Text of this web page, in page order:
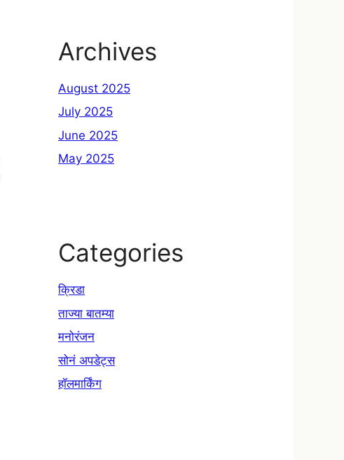
Archives
August 2025
July 2025
June 2025
May 2025
Categories
क्रिडा
ताज्या बातम्या
मनोरंजन
सोनं अपडेट्स
हॉलमार्किंग